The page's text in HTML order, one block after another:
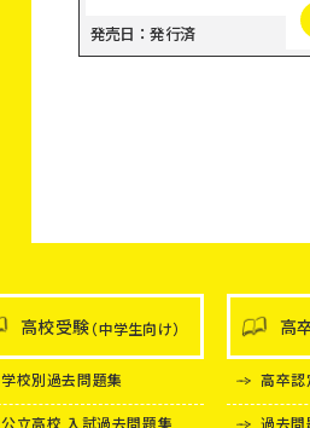
発売日：発行済
高校受験（中学生向け）
学校別過去問題集
公立高校 入試過去問題集
高
高卒認
過去問